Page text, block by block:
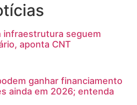
infraestrutura seguem
aponta CNT
ganhar financiamento
ainda em 2026; entenda